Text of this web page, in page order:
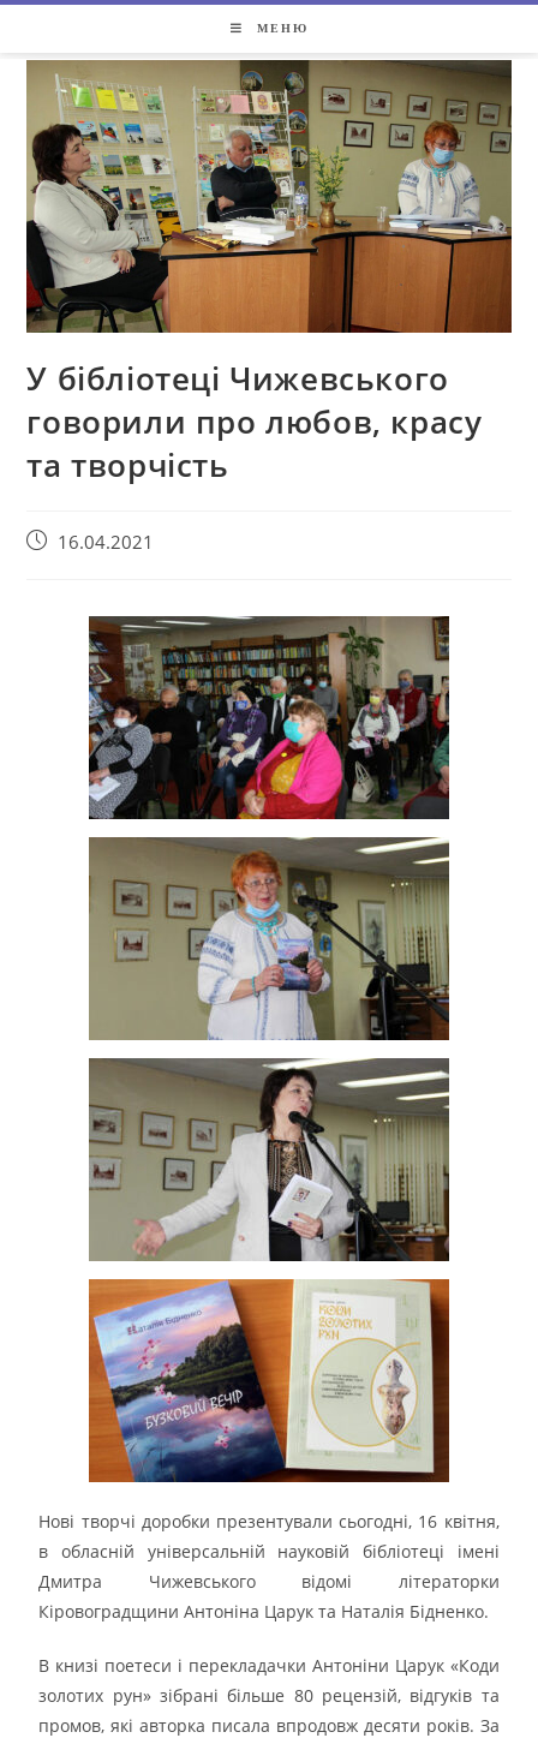
МЕНЮ
У бібліотеці Чижевського
говорили про любов, красу
та творчість
16.04.2021
Нові творчі доробки презентували сьогодні, 16 квітня,
в обласній універсальній науковій бібліотеці імені
Дмитра Чижевського відомі літераторки
Кіровоградщини Антоніна Царук та Наталія Бідненко.
В книзі поетеси і перекладачки Антоніни Царук «Коди
золотих рун» зібрані більше 80 рецензій, відгуків та
промов, які авторка писала впродовж десяти років. За